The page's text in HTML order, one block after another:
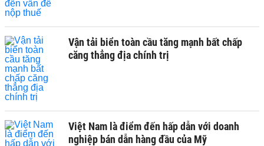
Vận tải biển toàn cầu tăng mạnh bất chấp
căng thẳng địa chính trị
Việt Nam là điểm đến hấp dẫn với doanh
nghiệp bán dẫn hàng đầu của Mỹ